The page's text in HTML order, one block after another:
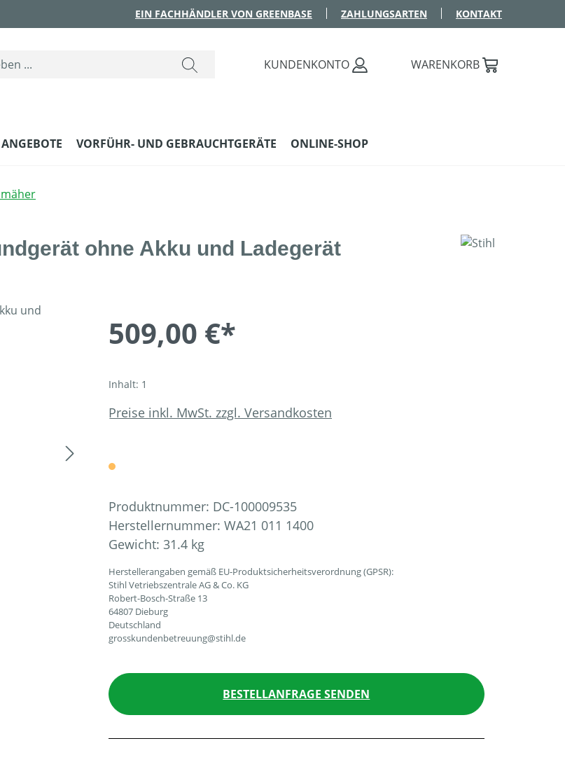
EIN FACHHÄNDLER VON GREENBASE ZAHLUNGSARTEN KONTAKT
KUNDENKONTO WARENKORB
ANGEBOTE VORFÜHR- UND GEBRAUCHTGERÄTE ONLINE-SHOP
ohne Akku und Ladegerät
509,00 €*
Inhalt: 1
Preise inkl. MwSt. zzgl. Versandkosten
Produktnummer: DC-100009535
Herstellernummer: WA21 011 1400
Gewicht: 31.4 kg
Herstellerangaben gemäß EU-Produktsicherheitsverordnung (GPSR):
Stihl Vetriebszentrale AG & Co. KG
Robert-Bosch-Straße 13
64807 Dieburg
Deutschland
grosskundenbetreuung@stihl.de
BESTELLANFRAGE SENDEN